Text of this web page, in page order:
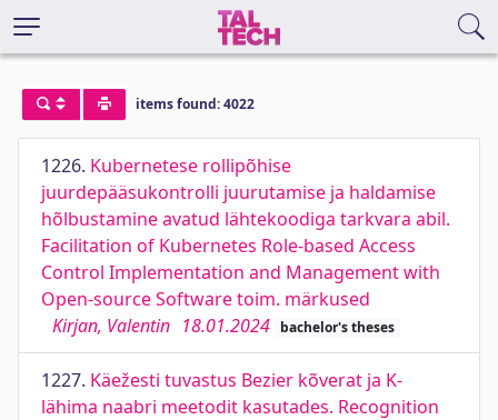
items found: 4022
1226. Kubernetese rollipõhise
juurdepääsukontrolli juurutamise ja haldamise
hõlbustamine avatud lähtekoodiga tarkvara abil.
Facilitation of Kubernetes Role-based Access
Control Implementation and Management with
Open-source Software toim. märkused
Kirjan, Valentin 18.01.2024 bachelor's theses
1227. Käežesti tuvastus Bezier kõverat ja K-
lähima naabri meetodit kasutades. Recognition